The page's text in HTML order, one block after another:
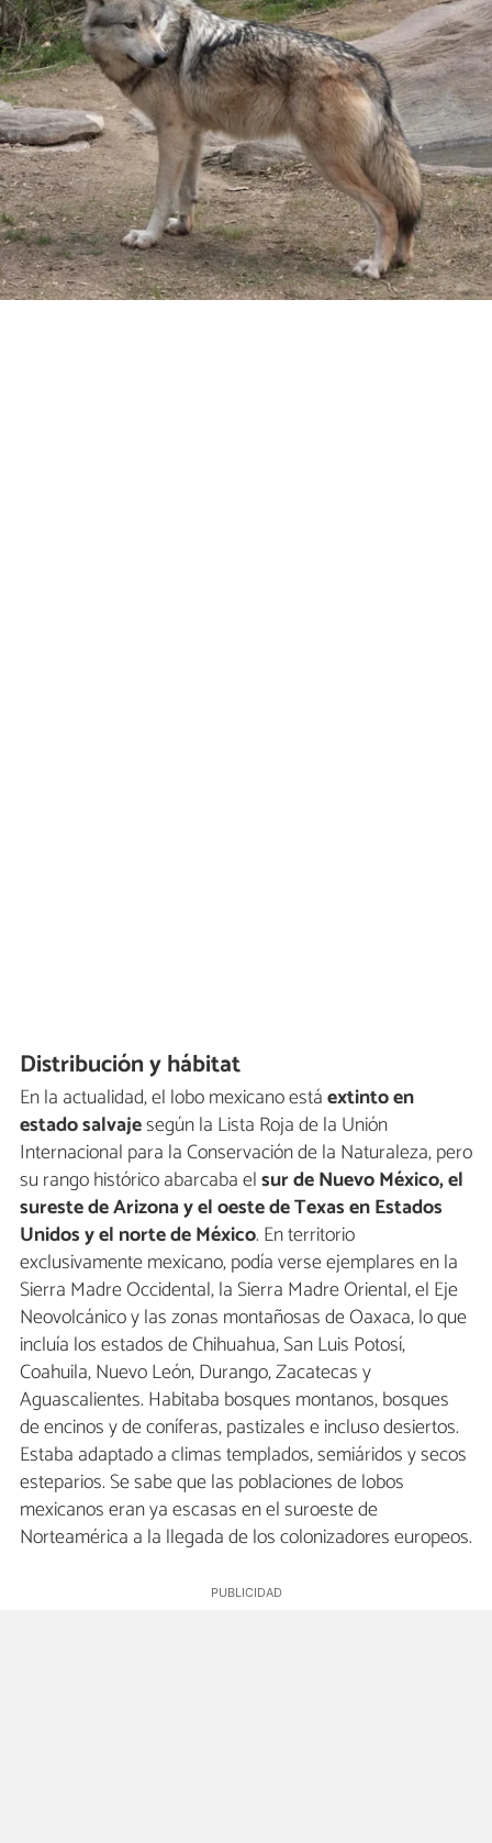
Distribución y hábitat
En la actualidad, el lobo mexicano estáextinto en
estado salvajesegún la Lista Roja de la Unión
Internacional para la Conservación de la Naturaleza, pero
su rango histórico abarcaba elsur de Nuevo México, el
sureste de Arizona y el oeste de Texas en Estados
Unidos y el norte de México. En territorio
exclusivamente mexicano, podía verse ejemplares en la
Sierra Madre Occidental, la Sierra Madre Oriental, el Eje
Neovolcánico y las zonas montañosas de Oaxaca, lo que
incluía los estados de Chihuahua, San Luis Potosí,
Coahuila, Nuevo León, Durango, Zacatecas y
Aguascalientes. Habitaba bosques montanos, bosques
de encinos y de coníferas, pastizales e incluso desiertos.
Estaba adaptado a climas templados, semiáridos y secos
esteparios. Se sabe que las poblaciones de lobos
mexicanos eran ya escasas en el suroeste de
Norteamérica a la llegada de los colonizadores europeos.